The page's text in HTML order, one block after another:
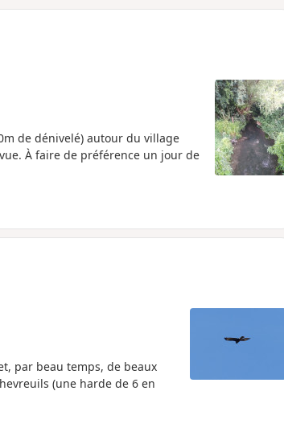
de dénivelé) autour du village
À faire de préférence un jour de
par beau temps, de beaux
(une harde de 6 en